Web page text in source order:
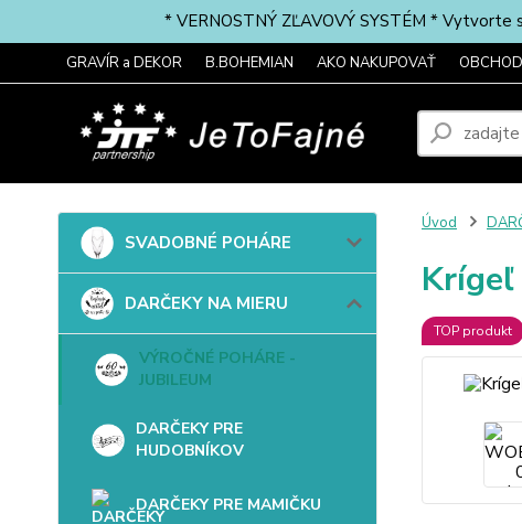
* VERNOSTNÝ ZĽAVOVÝ SYSTÉM *
GRAVÍR a DEKOR B.BOHEMIAN AKO NAKUPOVAŤ
SVADOBNÉ POHÁRE
DARČEKY NA MIERU
VÝROČNÉ POHÁRE -
JUBILEUM
DARČEKY PRE
HUDOBNÍKOV
DARČEKY PRE MAMIČKU
Úvod
Krígeľ
TOP produkt